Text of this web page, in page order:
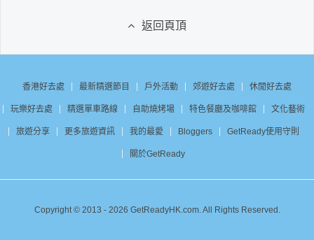
返回頁頂
香港好去處 最新精選節目 戶外活動 郊遊好去處 休閒好去處
玩樂好去處 精選單車路線 自助燒烤場 特色餐廳及咖啡館 文化藝術
旅遊分享 更多旅遊資訊 我的最愛 Bloggers GetReady使用守則
關於GetReady
Copyright © 2013 - 2026 GetReadyHK.com. All Rights Reserved.